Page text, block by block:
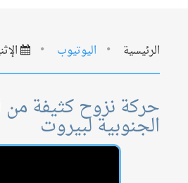
الرئيسية اليوتيوب الإثنين 1
حركة نزوح كثيفة من
الجنوبية لبيروت